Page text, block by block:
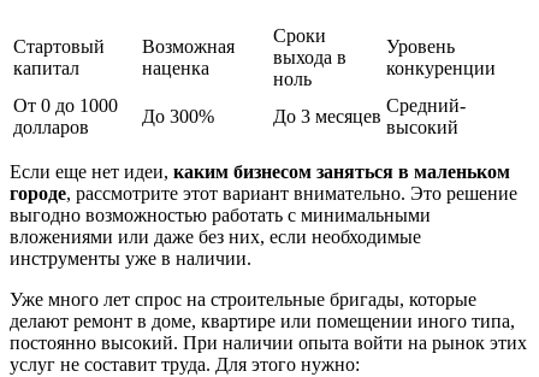
Стартовый
капитал
Возможная
наценка
Сроки
выхода в
ноль
Уровень
конкуренции
От 0 до 1000
долларов
До 300% До 3 месяцев
Средний-
высокий
Если еще нет идеи, каким бизнесом заняться в маленьком
городе, рассмотрите этот вариант внимательно. Это решение
выгодно возможностью работать с минимальными
вложениями или даже без них, если необходимые
инструменты уже в наличии.
Уже много лет спрос на строительные бригады, которые
делают ремонт в доме, квартире или помещении иного типа,
постоянно высокий. При наличии опыта войти на рынок этих
услуг не составит труда. Для этого нужно: